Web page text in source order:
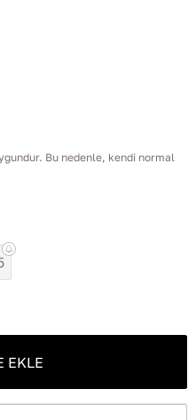
Bu nedenle, kendi normal
EKLE